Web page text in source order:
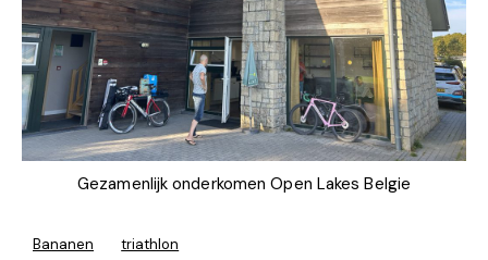
Gezamenlijk onderkomen Open Lakes Belgie
Bananen triathlon